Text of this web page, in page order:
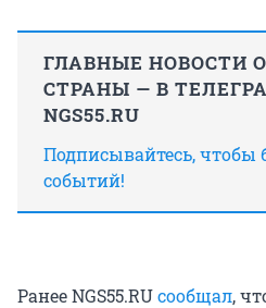
ГЛАВНЫЕ НОВОСТИ
СТРАНЫ — В
NGS55.RU
Подписывайтесь, чтобы
событий!
Ранее NGS55.RUсообщал,